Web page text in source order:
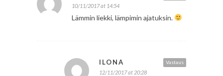
10/11/2017 at 14:54
Lämmin liekki, lämpimin ajatuksin.
Vastaus
ILONA
12/11/2017 at 20:28